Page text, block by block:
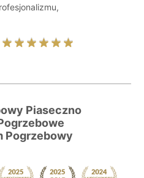
Piaseczno
Pogrzebowy